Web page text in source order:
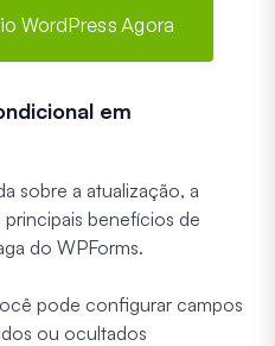
WordPress Agora
em
sobre a atualização, a
benefícios de
do WPForms.
pode configurar campos
ou ocultados